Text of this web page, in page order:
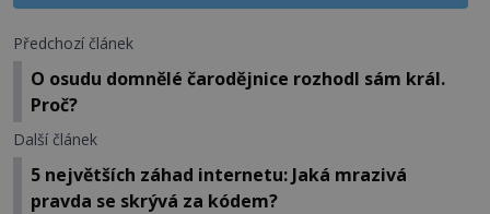
Předchozí článek
O osudu domnělé čarodějnice rozhodl sám král.
Proč?
Další článek
5 největších záhad internetu: Jaká mrazivá
pravda se skrývá za kódem?